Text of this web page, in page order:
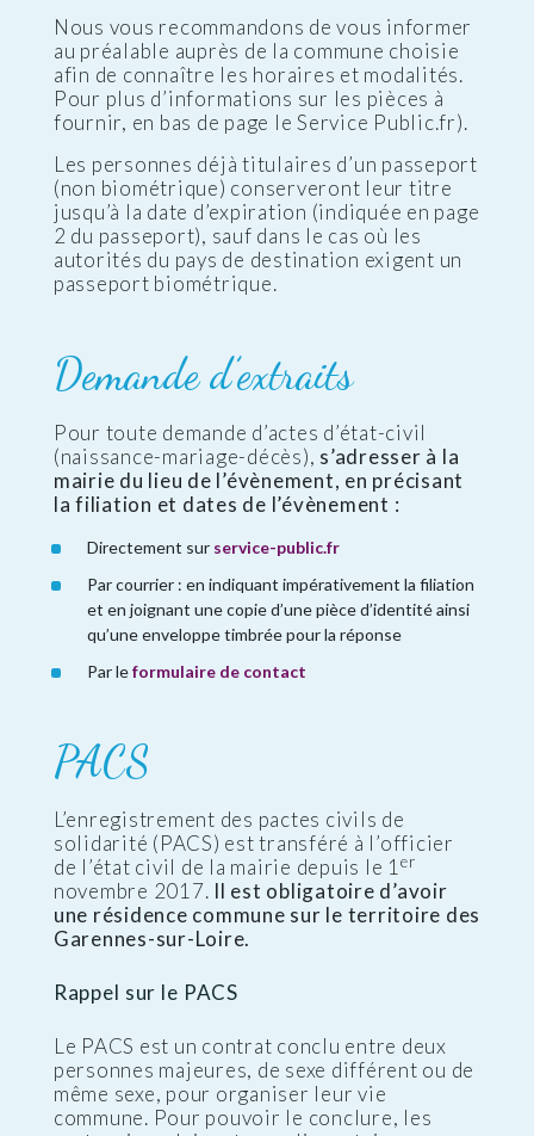
Nous vous recommandons de vous informer
au préalable auprès de la commune choisie
afin de connaître les horaires et modalités.
Pour plus d’informations sur les pièces à
fournir, en bas de page le Service Public.fr).
Les personnes déjà titulaires d’un passeport
(non biométrique) conserveront leur titre
jusqu’à la date d’expiration (indiquée en page
2 du passeport), sauf dans le cas où les
autorités du pays de destination exigent un
passeport biométrique.
Demande d’extraits
Pour toute demande d’actes d’état-civil
(naissance-mariage-décès), s’adresser à la
mairie du lieu de l’évènement, en précisant
la filiation et dates de l’évènement :
Directement sur service-public.fr
Par courrier : en indiquant impérativement la filiation
et en joignant une copie d’une pièce d’identité ainsi
qu’une enveloppe timbrée pour la réponse
Par leformulaire de contact
PACS
L’enregistrement des pactes civils de
solidarité (PACS) est transféré à l’officier
de l’état civil de la mairie depuis le 1er
novembre 2017. Il est obligatoire d’avoir
une résidence commune sur le territoire des
Garennes-sur-Loire.
Rappel sur le PACS
Le PACS est un contrat conclu entre deux
personnes majeures, de sexe différent ou de
même sexe, pour organiser leur vie
commune. Pour pouvoir le conclure, les